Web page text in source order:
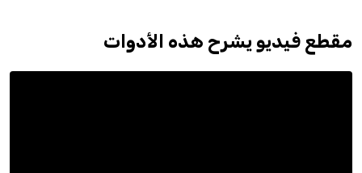
مقطع فيديو يشرح هذه الأدوات